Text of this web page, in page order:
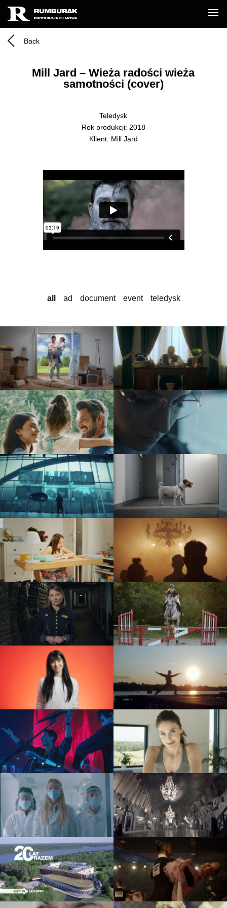
Back
Mill Jard – Wieża radości wieża
samotności (cover)
Teledysk
Rok produkcji: 2018
Klient: Mill Jard
all ad document event teledysk